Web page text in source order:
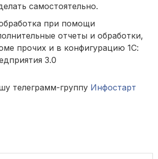
самостоятельно.
при помощи
отчеты и обработки,
прочих и в конфигурацию 1С:
3.0
телеграмм-группу Инфостарт